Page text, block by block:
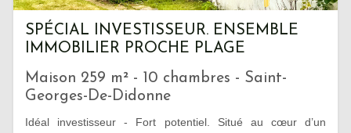
SPÉCIAL INVESTISSEUR. ENSEMBLE
IMMOBILIER PROCHE PLAGE
Maison 259 m² - 10 chambres - Saint-
Georges-De-Didonne
Idéal investisseur - Fort potentiel. Situé au cœur d’un